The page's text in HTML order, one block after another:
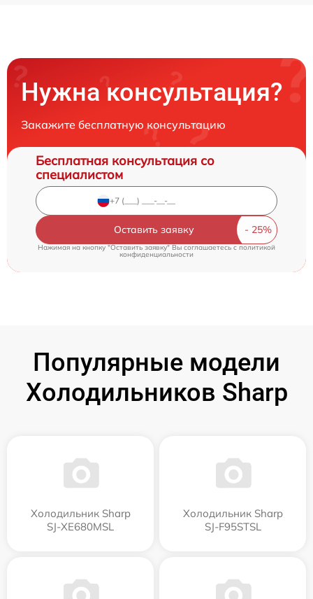
Нужна консультация?
Закажите бесплатную консультацию
Бесплатная консультация со
специалистом
Оставить заявку
Нажимая на кнопку "Оставить заявку" Вы соглашаетесь cполитикой
конфиденциальности
Популярные модели
Холодильников Sharp
Холодильник Sharp
SJ-XE680MSL
Холодильник Sharp
SJ-F95STSL